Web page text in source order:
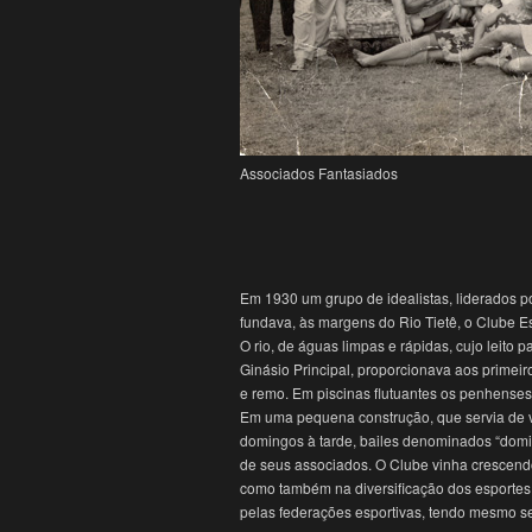
Associados Fantasiados
Em 1930 um grupo de idealistas, liderados
fundava, às margens do Rio Tietê, o Clube
O rio, de águas limpas e rápidas, cujo leito
Ginásio Principal, proporcionava aos
e remo. Em piscinas flutuantes os
Em uma pequena construção, que servia
domingos à tarde, bailes denominados
de seus associados. O Clube vinha
como também na diversificação dos
pelas federações esportivas, tendo mesmo